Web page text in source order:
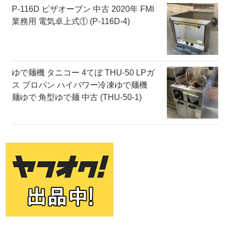
P-116D ピザオーブン 中古 2020年 FMI
業務用 電気卓上式① (P-116D-4)
ゆで麺機 タニコー 4てぼ THU-50 LPガ
ス プロパン ハイパワー冷凍ゆで麺機
麺ゆで 角型ゆで麺 中古 (THU-50-1)